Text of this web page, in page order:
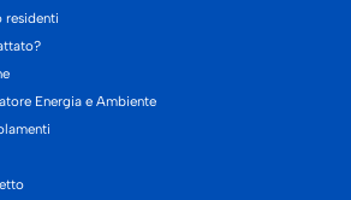
residenti
Energia e Ambiente